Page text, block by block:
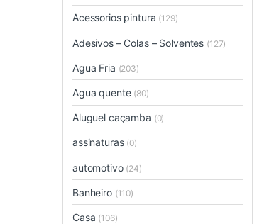
Acessorios pintura (129)
Adesivos – Colas – Solventes (127)
Agua Fria (203)
Agua quente (80)
Aluguel caçamba (0)
assinaturas (0)
automotivo (24)
Banheiro (110)
Casa (106)